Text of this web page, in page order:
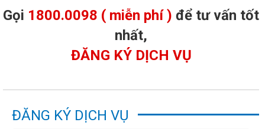
Gọi 1800.0098 ( miễn phí ) để tư vấn tốt
nhất,
ĐĂNG KÝ DỊCH VỤ
ĐĂNG KÝ DỊCH VỤ